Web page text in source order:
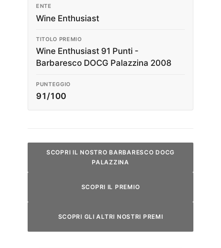
ENTE
Wine Enthusiast
TITOLO PREMIO
Wine Enthusiast 91 Punti -
Barbaresco DOCG Palazzina 2008
PUNTEGGIO
91/100
SCOPRI IL NOSTRO BARBARESCO DOCG
PALAZZINA
SCOPRI IL PREMIO
SCOPRI GLI ALTRI NOSTRI PREMI